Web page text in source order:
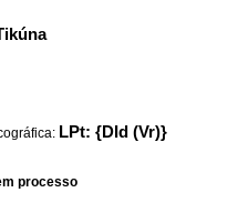
LPt: {DId (Vr)}
processo